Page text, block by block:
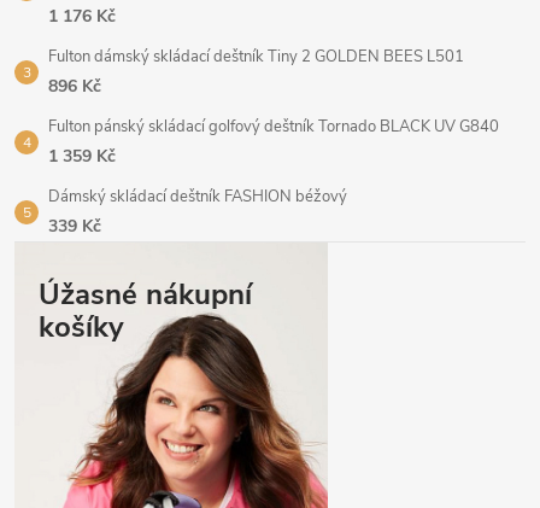
1 176 Kč
Fulton dámský skládací deštník Tiny 2 GOLDEN BEES L501
896 Kč
Fulton pánský skládací golfový deštník Tornado BLACK UV G840
1 359 Kč
Dámský skládací deštník FASHION béžový
339 Kč
Úžasné nákupní
košíky